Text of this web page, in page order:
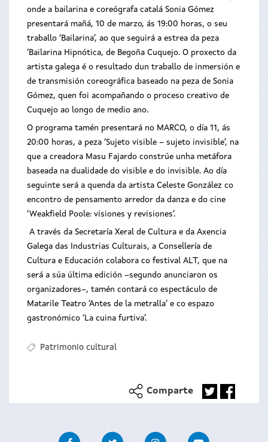
onde a bailarina e coreógrafa catalá Sonia Gómez
presentará mañá, 10 de marzo, ás 19:00 horas, o seu
traballo ‘Bailarina’, ao que seguirá a estrea da peza
‘Bailarina Hipnótica, de Begoña Cuquejo. O proxecto da
artista galega é o resultado dun traballo de inmersión e
de transmisión coreográfica baseado na peza de Sonia
Gómez, quen foi acompañando o proceso creativo de
Cuquejo ao longo de medio ano.
O programa tamén presentará no MARCO, o día 11, ás
20:00 horas, a peza ‘Sujeto visible – sujeto invisible’, na
que a creadora Masu Fajardo constrúe unha metáfora
baseada na dualidade do visible e do invisible. Ao día
seguinte será a quenda da artista Celeste González co
encontro de pensamento arredor da danza e do cine
‘Weakfield Poole: visiones y revisiones’.
A través da Secretaría Xeral de Cultura e da Axencia
Galega das Industrias Culturais, a Consellería de
Cultura e Educación colabora co festival ALT, que na
será a súa última edición –segundo anunciaron os
organizadores–, tamén contará co espectáculo de
Matarile Teatro ‘Antes de la metralla’ e co espazo
gastronómico ‘La cuina furtiva’.
Patrimonio cultural
Comparte
FacebookTwitter InstagramYoutube